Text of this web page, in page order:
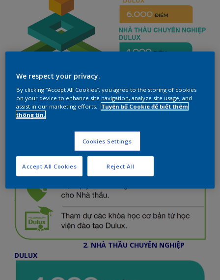
QUYỀN LỢI HỘI VIÊN
1. NHÀ THẦU DULUX
2. NHÀ THẦU CHUYÊN NGHIỆP
DULUX
We respect your privacy.
By clicking “Accept All Cookies”, you agree to the storing of cookies
on your device to enhance site navigation, analyze site usage, and
assist in our marketing efforts.
Tuyên bố Cookie để biết thêm
thông tin.
Cookies Settings
Reject All
Accept All Cookies